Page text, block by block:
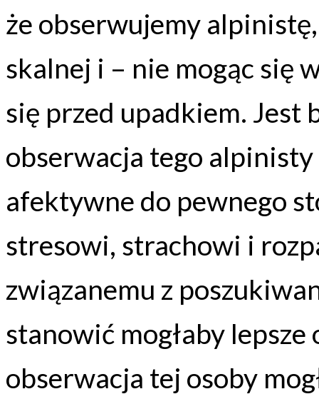
że obserwujemy
skalnej i – nie mogąc się
się przed upadkiem. Jest
obserwacja tego alpinisty
afektywne do pewnego
stresowi, strachowi i
związanemu z
stanowić mogłaby
obserwacja tej osoby